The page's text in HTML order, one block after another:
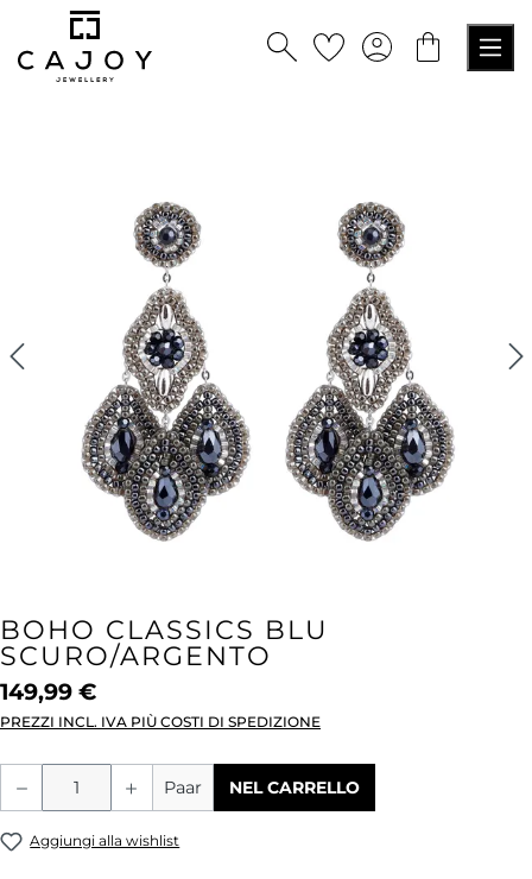
principale
BOHO CLASSICS BLU
SCURO/ARGENTO
149,99 €
PREZZI INCL. IVA PIÙ COSTI DI SPEDIZIONE
Quantità del prodotto: inserisci la
Paar NEL CARRELLO
Aggiungi alla wishlist